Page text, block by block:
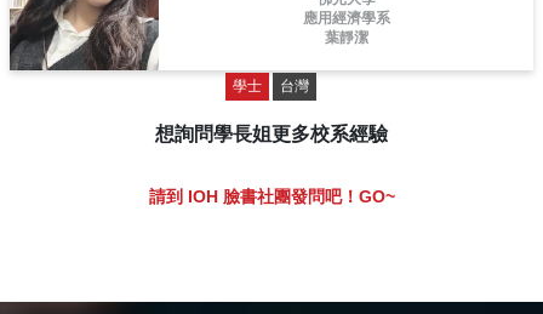
應用經濟學系
葉靜潔
學士 台灣
想詢問學長姐更多校系經驗
請到 IOH 臉書社團發問吧！GO~